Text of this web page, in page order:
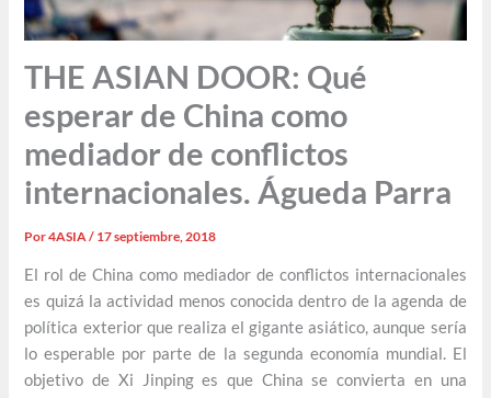
THE ASIAN DOOR: Qué
esperar de China como
mediador de conflictos
internacionales. Águeda Parra
Por4ASIA/ 17 septiembre, 2018
El rol de China como mediador de conflictos internacionales
es quizá la actividad menos conocida dentro de la agenda de
política exterior que realiza el gigante asiático, aunque sería
lo esperable por parte de la segunda economía mundial. El
objetivo de Xi Jinping es que China se convierta en una